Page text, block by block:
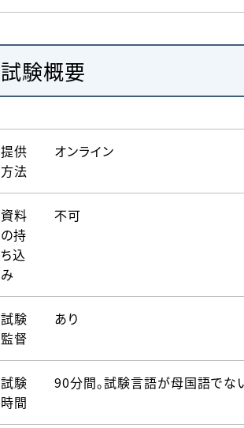
試験概要
提供
方法
オンライン
資料
の持
ち込
み
不可
試験
監督
あり
試験
時間
90分間。試験言語が母国語で